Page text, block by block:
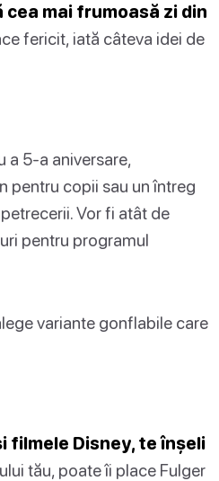
mai frumoasă zi din
fericit, iată câteva idei de
a 5-a aniversare,
pentru copii sau un întreg
Vor fi atât de
pentru programul
variante gonflabile care
filmele Disney, te înșeli
tău, poate îi place Fulger